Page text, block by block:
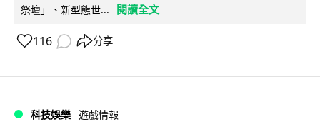
祭壇」、新型態世...
閱讀全文
116 分享
科技娛樂 遊戲情報